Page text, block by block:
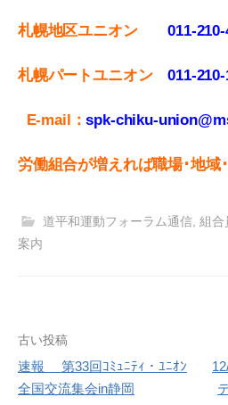
札幌地区ユニオン011-
札幌パートユニオン
E-mail：spk-chiku-
労働組合が増えれば職場･地域
道平和運動フォーラム通信, 組合
案内
投
稿
古い投稿
速報 第33回ｺﾐｭﾆﾃｨ・ﾕﾆｵﾝ
全国交流集会in静岡